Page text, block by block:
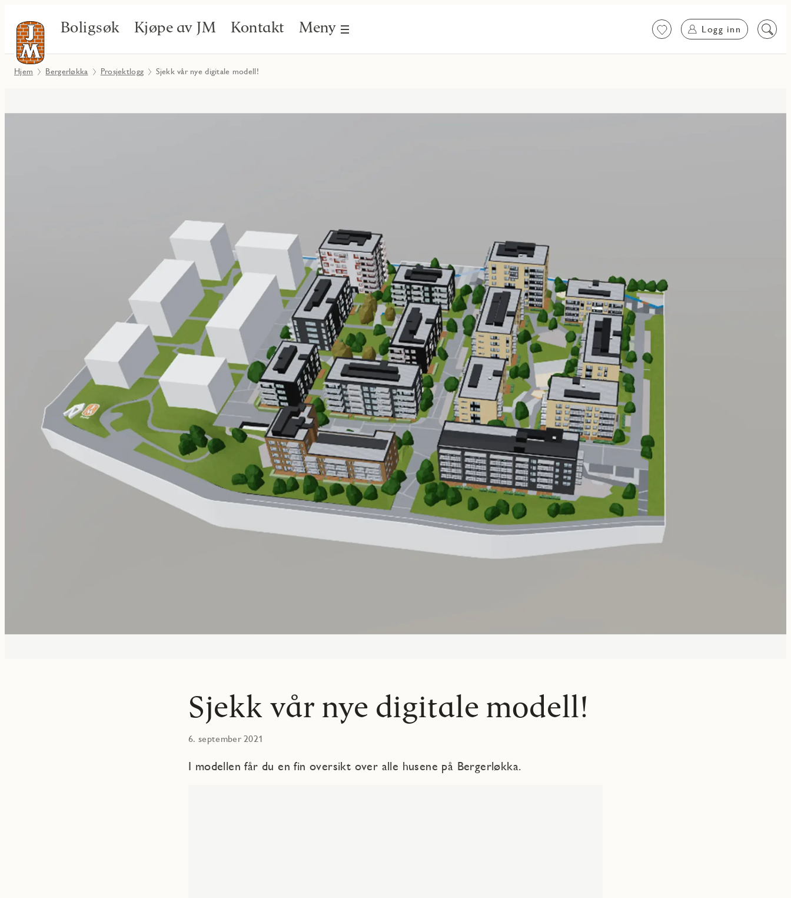
Boligsøk Kjøpe av JM Kontakt Meny FavoritterLogg inn
Søk
på
Hjem Bergerløkka Prosjektlogg Sjekk vår nye digitale modell!
Sjekk vår nye digitale modell!
6. september 2021
I modellen får du en fin oversikt over alle husene på Bergerløkka.